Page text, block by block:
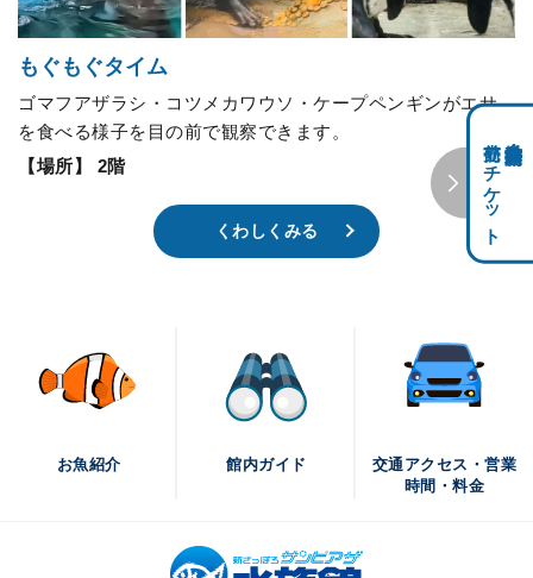
もぐもぐタイム
ゴマフアザラシ・コツメカワウソ・ケープペンギンがエサ
を食べる様子を目の前で観察できます。
【場所】 2階
くわしくみる
お魚紹介 館内ガイド
交通アクセス・営業
時間・料金
前売りチケット